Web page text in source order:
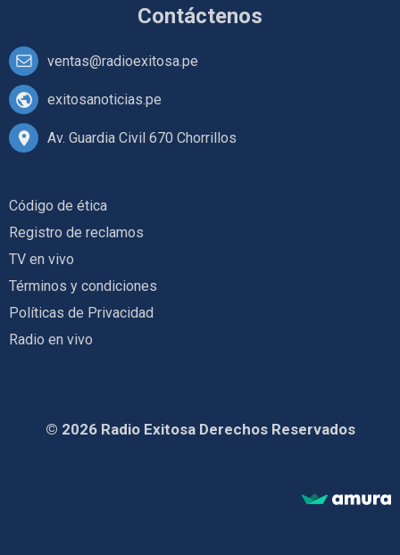
Contáctenos
ventas@radioexitosa.pe
exitosanoticias.pe
Av. Guardia Civil 670 Chorrillos
Código de ética
Registro de reclamos
TV en vivo
Términos y condiciones
Políticas de Privacidad
Radio en vivo
© 2026 Radio Exitosa Derechos Reservados